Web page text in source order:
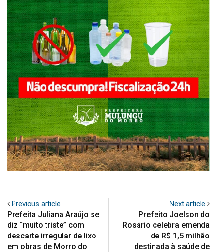
Previous article
Prefeita Juliana Araújo se
diz “muito triste” com
descarte irregular de lixo
em obras de Morro do
Next article
Prefeito Joelson do
Rosário celebra emenda
de R$ 1,5 milhão
destinada à saúde de